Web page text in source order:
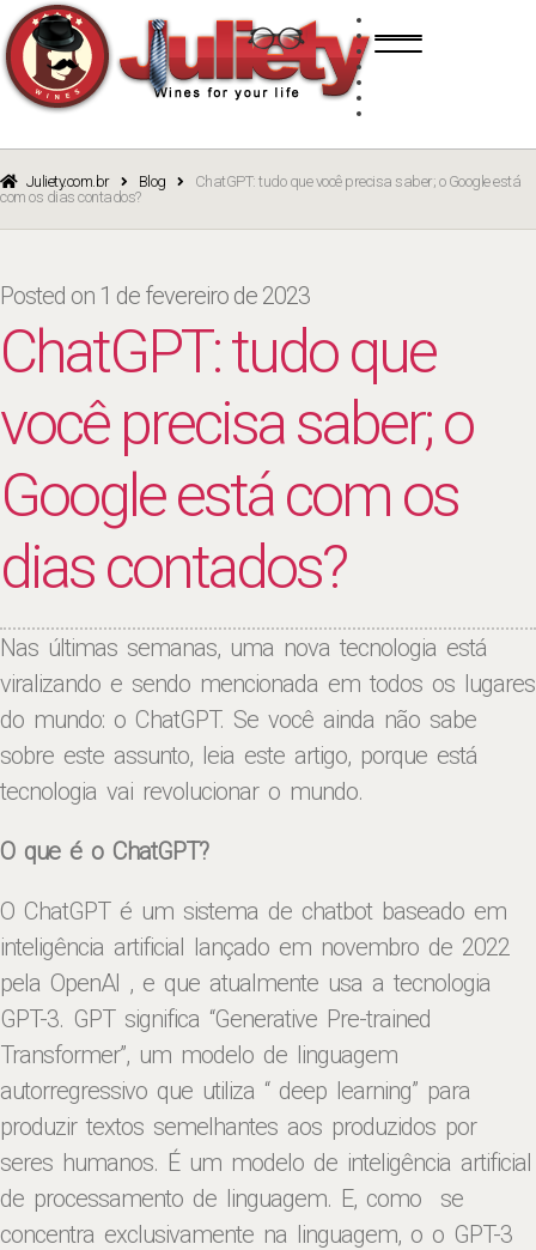
navigation
content
BRANCO
ROSÉ
Juliety.com.br Blog
ChatGPT: tudo que você precisa saber; o Google está
com os dias contados?
Posted on 1 de fevereiro de 2023
ChatGPT: tudo que
você precisa saber; o
Google está com os
dias contados?
Nas últimas semanas, uma nova tecnologia está
viralizando e sendo mencionada em todos os lugares
do mundo: o ChatGPT. Se você ainda não sabe
sobre este assunto, leia este artigo, porque está
tecnologia vai revolucionar o mundo.
O que é o ChatGPT?
O ChatGPT é um sistema de chatbot baseado em
inteligência artificial lançado em novembro de 2022
pela OpenAI , e que atualmente usa a tecnologia
GPT-3. GPT significa “Generative Pre-trained
Transformer”, um modelo de linguagem
autorregressivo que utiliza “ deep learning” para
produzir textos semelhantes aos produzidos por
seres humanos. É um modelo de inteligência artificial
de processamento de linguagem. E, como se
concentra exclusivamente na linguagem, o o GPT-3